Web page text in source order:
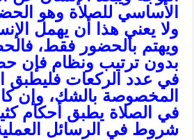
الأساسي للصلاة وهو
ولا يعني هذا أن يهمل
ويهتم بالحضور فقط،
بدون ترتيب ونظام فإن
في عدد الركعات فليطبق
المخصوصة بالشك، وإن
في الصلاة يطبق أحكام
شروط في الرسائل